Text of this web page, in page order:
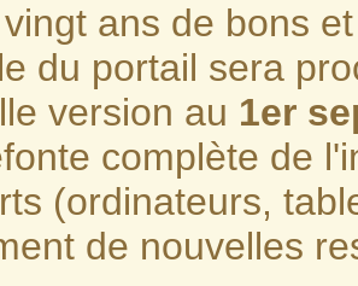
ans de bons
du portail sera
version au 1er
complète de
(ordinateurs,
de nouvelles